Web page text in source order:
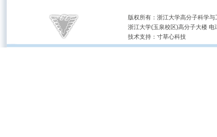
版权所有：浙江大学高分子科
浙江大学(玉泉校区)高分子大楼
技术支持： 寸草心科技